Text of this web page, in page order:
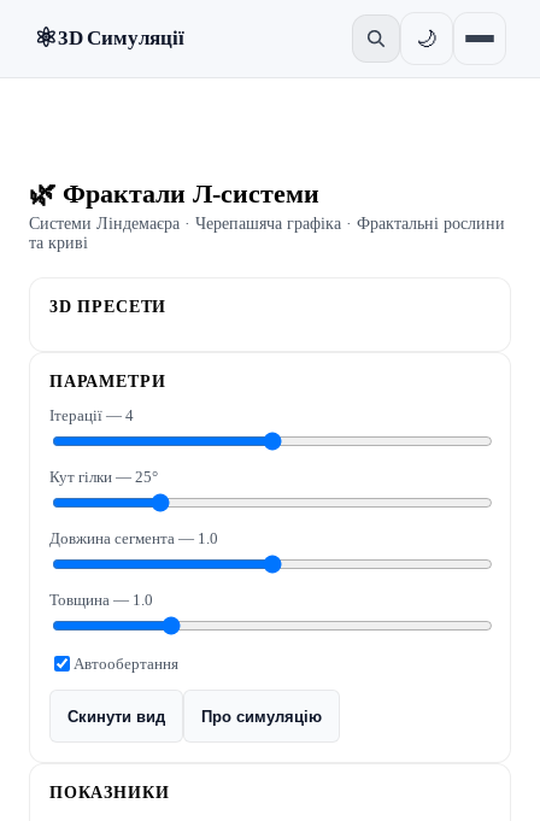
⚛3D Симуляції 🌙
🌿 Фрактали Л-системи
Системи Ліндемаєра · Черепашяча графіка · Фрактальні рослини
та криві
3D ПРЕСЕТИ
ПАРАМЕТРИ
Ітерації — 4
Кут гілки — 25°
Довжина сегмента — 1.0
Товщина — 1.0
Автообертання
Скинути вид Про симуляцію
ПОКАЗНИКИ